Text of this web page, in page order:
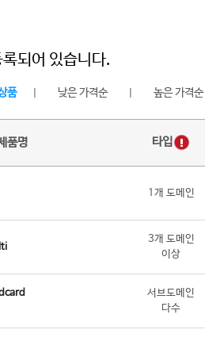
되어 있습니다.
품 낮은 가격순 높은 가격순
품명 타입
1개 도메인
3개 도메인
이상
서브도메인
다수